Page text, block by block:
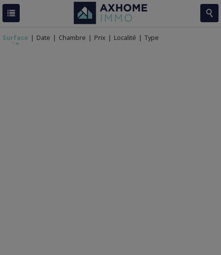
RESULTATS
Surface | Date | Chambre | Prix | Localité | Type